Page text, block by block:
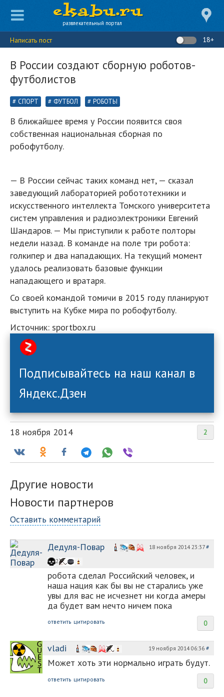
развлекательный портал
Написать пост 18+
В России создают сборную роботов-
футболистов
СПОРТ ФУТБОЛ РОБОТЫ
В ближайшее время у России появится своя
собственная национальная сборная по
робофутболу.
— В России сейчас таких команд нет, — сказал
заведующий лабораторией робототехники и
искусственного интеллекта Томского университета
систем управления и радиоэлектроники Евгений
Шандаров. — Мы приступили к работе полторы
недели назад. В команде на поле три робота:
голкипер и два нападающих. На текущий момент
удалось реализовать базовые функции
нападающего и вратаря.
Со своей командой томичи в 2015 году планируют
выступить на Кубке мира по робофутболу.
Источник: sportbox.ru
Подписывайтесь на наш канал в
Яндекс.Дзен
2
18 ноября 2014
Другие новости
Новости партнеров
Оставить комментарий
Дедуля-Повар 18 ноября 2014 23:37#
2
робота сделал Российский человек, и
наша нация как бы вы не старались уже
увы для вас не исчезнет ни когда амеры
да будет вам нечто ничем пока
0
ответить цитировать
vladi 19 ноября 2014 06:36 #
Может хоть эти нормально играть будут.
0
ответить цитировать